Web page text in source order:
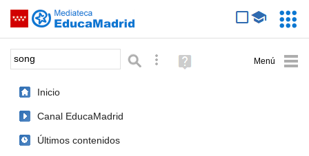
Saltar navegación
Palabra o frase: Búsqueda avanzada
Ayuda
(en
Inicio
Canal EducaMadrid
Últimos contenidos